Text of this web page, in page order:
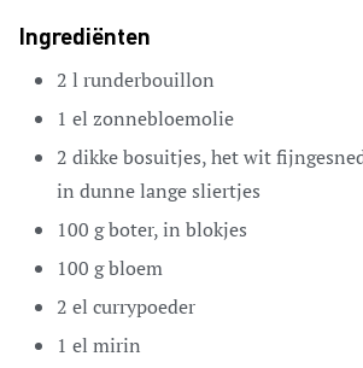
Ingrediënten
2 l runderbouillon
1 el zonnebloemolie
2 dikke bosuitjes,het wit
in dunne lange sliertjes
100 gboter,in blokjes
100 gbloem
2 el currypoeder
1 el mirin